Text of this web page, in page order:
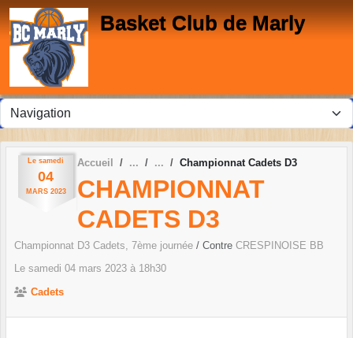
Basket Club de Marly
Le samedi
04
MARS 2023
Accueil Championnat Cadets D3
CHAMPIONNAT
CADETS D3
Championnat D3 Cadets, 7ème journée / Contre CRESPINOISE BB
Le samedi 04 mars 2023 à 18h30
Cadets
Panneau de gestion des cookies